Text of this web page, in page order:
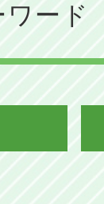
ード